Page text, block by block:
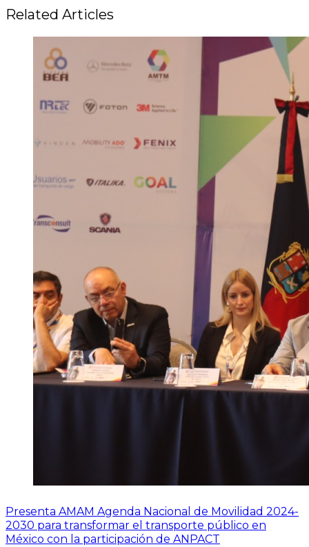
Related Articles
Presenta AMAM Agenda Nacional de Movilidad 2024-
2030 para transformar el transporte público en
México con la participación de ANPACT